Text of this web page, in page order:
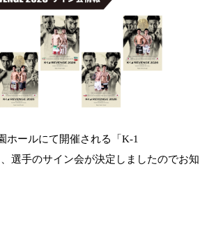
ホールにて開催される「K-1
選手のサイン会が決定しましたのでお知